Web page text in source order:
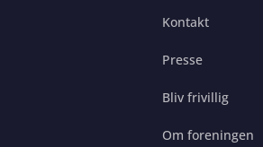
Kontakt
Presse
Bliv frivillig
Om foreningen